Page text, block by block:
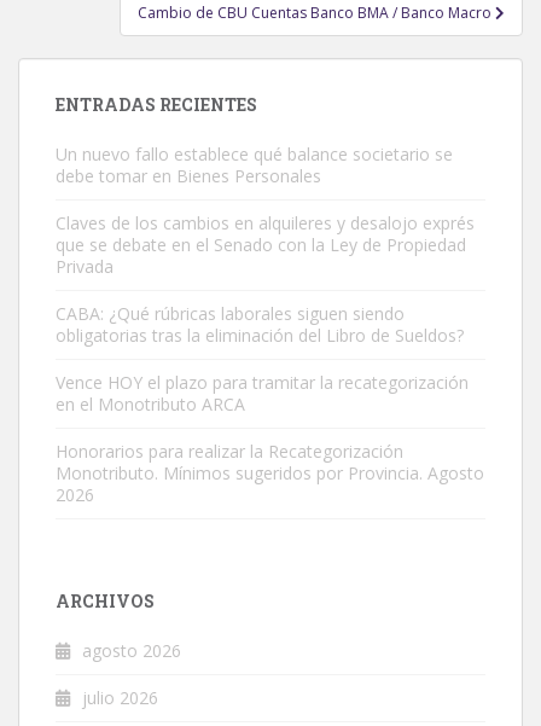
Cambio de CBU Cuentas Banco BMA / Banco Macro
ENTRADAS RECIENTES
Un nuevo fallo establece qué balance societario se
debe tomar en Bienes Personales
Claves de los cambios en alquileres y desalojo exprés
que se debate en el Senado con la Ley de Propiedad
Privada
CABA: ¿Qué rúbricas laborales siguen siendo
obligatorias tras la eliminación del Libro de Sueldos?
Vence HOY el plazo para tramitar la recategorización
en el Monotributo ARCA
Honorarios para realizar la Recategorización
Monotributo. Mínimos sugeridos por Provincia. Agosto
2026
ARCHIVOS
agosto 2026
julio 2026